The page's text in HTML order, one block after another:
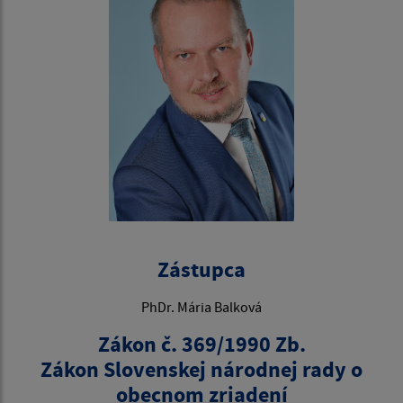
Zástupca
PhDr. Mária Balková
Zákon č. 369/1990 Zb.
Zákon Slovenskej národnej rady o
obecnom zriadení